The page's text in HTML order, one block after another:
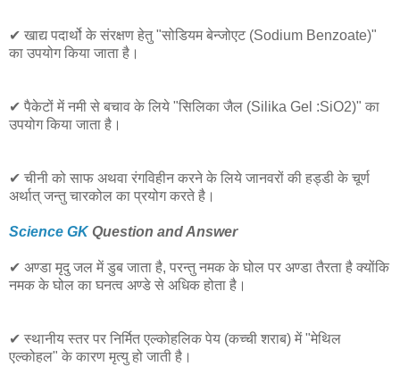
✔ खाद्य पदार्थो के संरक्षण हेतु "सोडियम बेन्जोएट (Sodium Benzoate)"
का उपयोग किया जाता है।
✔ पैकेटों में नमी से बचाव के लिये "सिलिका जैल (Silika Gel :SiO2)" का
उपयोग किया जाता है।
✔ चीनी को साफ अथवा रंगविहीन करने के लिये जानवरों की हड्डी के चूर्ण
अर्थात् जन्तु चारकोल का प्रयोग करते है।
Science GKQuestion and Answer
✔ अण्डा मृदु जल में डुब जाता है, परन्तु नमक के घोल पर अण्डा तैरता है क्योंकि
नमक के घोल का घनत्व अण्डे से अधिक होता है।
✔ स्थानीय स्तर पर निर्मित एल्कोहलिक पेय (कच्ची शराब) में "मेथिल
एल्कोहल" के कारण मृत्यु हो जाती है।